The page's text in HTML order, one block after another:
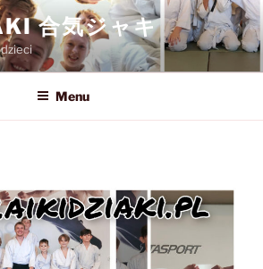
合気ジャキ
Menu